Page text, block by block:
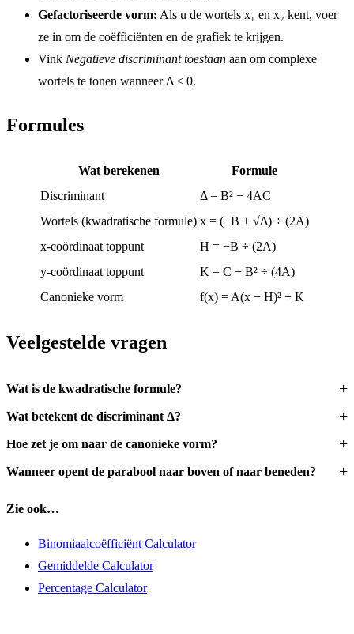
Gefactoriseerde vorm: Als u de wortels x₁ en x₂ kent, voer
ze in om de coëfficiënten en de grafiek te krijgen.
Vink Negatieve discriminant toestaan aan om complexe
wortels te tonen wanneer Δ < 0.
Formules
Wat berekenen
Formule
Discriminant
Δ = B² − 4AC
Wortels (kwadratische formule) x = (−B ± √Δ) ÷ (2A)
x-coördinaat toppunt
H = −B ÷ (2A)
y-coördinaat toppunt
K = C − B² ÷ (4A)
Canonieke vorm
f(x) = A(x − H)² + K
Veelgestelde vragen
Wat is de kwadratische formule?
Wat betekent de discriminant Δ?
Hoe zet je om naar de canonieke vorm?
Wanneer opent de parabool naar boven of naar beneden?
Zie ook…
Binomiaalcoëfficiënt Calculator
Gemiddelde Calculator
Percentage Calculator